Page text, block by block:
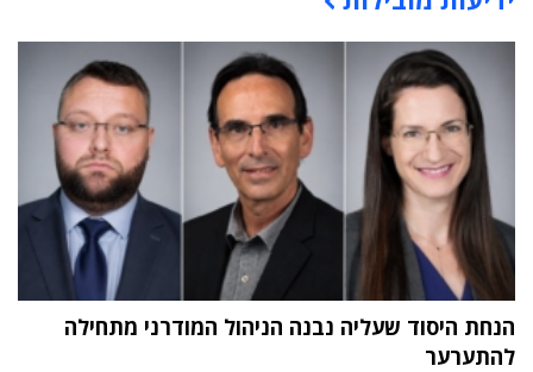
הנחת היסוד שעליה נבנה הניהול המודרני מתחילה
להתערער